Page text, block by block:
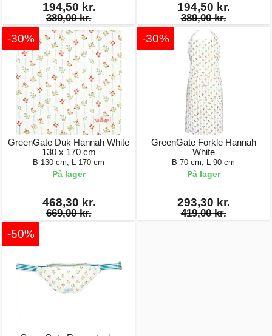
194,50 kr.
389,00 kr.
194,50 kr.
389,00 kr.
-30%
GreenGate Duk Hannah White
130 x 170 cm
B 130 cm, L 170 cm
På lager
468,30 kr.
669,00 kr.
-30%
GreenGate Forkle Hannah
White
B 70 cm, L 90 cm
På lager
293,30 kr.
419,00 kr.
-50%